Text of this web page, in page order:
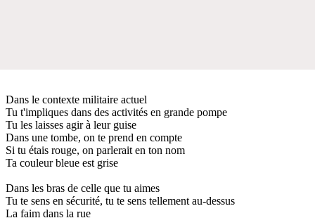
Dans le contexte militaire actuel
Tu t'impliques dans des activités en grande pompe
Tu les laisses agir à leur guise
Dans une tombe, on te prend en compte
Si tu étais rouge, on parlerait en ton nom
Ta couleur bleue est grise
Dans les bras de celle que tu aimes
Tu te sens en sécurité, tu te sens tellement au-dessus
La faim dans la rue